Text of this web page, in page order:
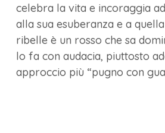
celebra la vita e incoraggia
alla sua esuberanza e a
ribelle è un rosso che sa
lo fa con audacia, piuttosto
approccio più “pugno con